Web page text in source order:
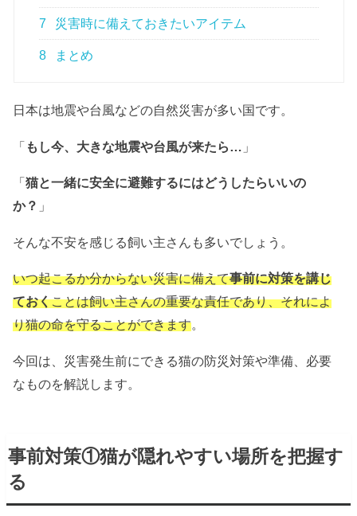
7 災害時に備えておきたいアイテム
8 まとめ
日本は地震や台風などの自然災害が多い国です。
「 もし今、大きな地震や台風が来たら… 」
「猫と一緒に安全に避難するにはどうしたらいいの
か？ 」
そんな不安を感じる飼い主さんも多いでしょう。
いつ起こるか分からない災害に備えて事前に対策を講じ
ておくことは飼い主さんの重要な責任であり、それによ
り猫の命を守ることができます。
今回は、災害発生前にできる猫の防災対策や準備、必要
なものを解説します。
事前対策①猫が隠れやすい場所を把握す
る